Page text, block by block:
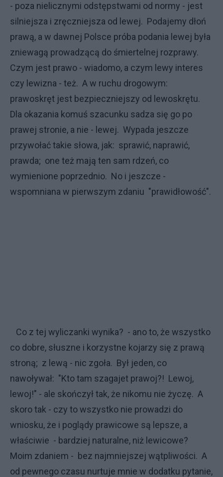
- poza nielicznymi odstępstwami od normy - jest
silniejsza i zręczniejsza od lewej. Podajemy dłoń
prawą, a w dawnej Polsce próba podania lewej była
zniewagą prowadzącą do śmiertelnej rozprawy.
Czym jest prawo - wiadomo, a czym lewy interes
czy lewizna - też. A w ruchu drogowym:
prawoskręt jest bezpieczniejszy od lewoskrętu.
Dla okazania komuś szacunku sadza się go po
prawej stronie, a nie - lewej. Wypada jeszcze
przywołać takie słowa, jak: sprawić, naprawić,
prawda; one też mają ten sam rdzeń, co
wymienione poprzednio. No i jeszcze -
wspomniana w pierwszym zdaniu "prawidłowość".
Co z tej wyliczanki wynika? - ano to, że wszystko
co dobre, słuszne i korzystne kojarzy się z prawą
stroną; z lewą - nic zgoła. Był jeden, co
nawoływał: "Kto tam szagajet prawoj?! Lewoj,
lewoj!" - ale skończył tak, że nikomu nie życzę. A
skoro tak - czy to wszystko nie prowadzi do
wniosku, że i poglądy prawicowe są lepsze, a
właściwie - bardziej naturalne, niż lewicowe?
Moim zdaniem - bez najmniejszej wątpliwości. A
od pewnego czasu nurtuje mnie w dodatku pytanie,